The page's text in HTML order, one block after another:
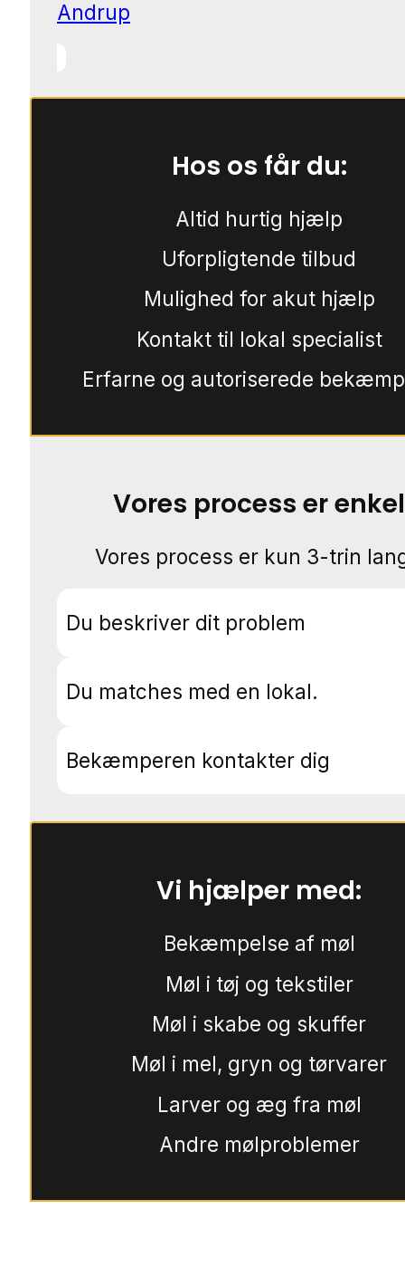
Andrup
Hos os får du:
Altid hurtig hjælp
Uforpligtende tilbud
Mulighed for akut hjælp
Kontakt til lokal specialist
Erfarne og autoriserede
Vores process er enkel
Vores process er kun 3-trin
Du beskriver dit problem
Du matches med en lokal.
Bekæmperen kontakter dig
Vi hjælper med:
Bekæmpelse af møl
Møl i tøj og tekstiler
Møl i skabe og skuffer
Møl i mel, gryn og tørvarer
Larver og æg fra møl
Andre mølproblemer